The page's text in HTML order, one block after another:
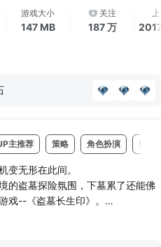
游戏大小
147 MB
关注
187 万
主推荐 策略 角色扮演 竖屏
变无形在此间。
的盗墓探险氛围，下墓累了还能佛
戏--《盗墓长生印》。